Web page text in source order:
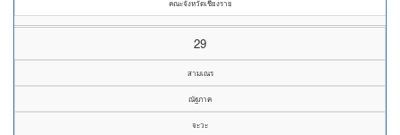
คณะจังหวัดเชียงราย
29
สามเณร
ณัฐภาค
จะวะ